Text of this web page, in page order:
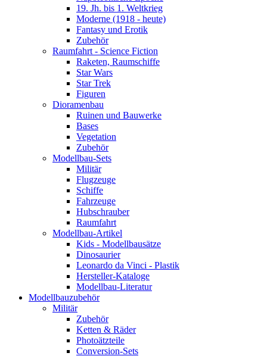
19. Jh. bis 1. Weltkrieg
Moderne (1918 - heute)
Fantasy und Erotik
Zubehör
Raumfahrt - Science Fiction
Raketen, Raumschiffe
Star Wars
Star Trek
Figuren
Dioramenbau
Ruinen und Bauwerke
Bases
Vegetation
Zubehör
Modellbau-Sets
Militär
Flugzeuge
Schiffe
Fahrzeuge
Hubschrauber
Raumfahrt
Modellbau-Artikel
Kids - Modellbausätze
Dinosaurier
Leonardo da Vinci - Plastik
Hersteller-Kataloge
Modellbau-Literatur
Modellbauzubehör
Militär
Zubehör
Ketten & Räder
Photoätzteile
Conversion-Sets